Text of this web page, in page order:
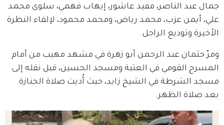
جمال عبد الناصر، مفيد عاشور، إيهاب فهمي، سلوى محمد
علي، أيمن عزب، محمد رياض، ومحمد محمود، لإلقاء النظرة
الأخيرة وتوديع الراحل.
ومرّ جثمان عبد الرحمن أبو زهرة في مشهد مهيب من أمام
المسرح القومي في العتبة ومسجد الحسين، قبل نقله إلى
مسجد الشرطة في الشيخ زايد، حيث أُديت صلاة الجنازة
بعد صلاة الظهر.